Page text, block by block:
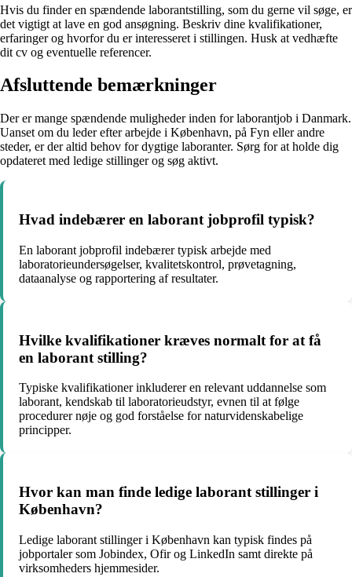
Hvis du finder en spændende laborantstilling, som du gerne vil søge, er
det vigtigt at lave en god ansøgning. Beskriv dine kvalifikationer,
erfaringer og hvorfor du er interesseret i stillingen. Husk at vedhæfte
dit cv og eventuelle referencer.
Afsluttende bemærkninger
Der er mange spændende muligheder inden for laborantjob i Danmark.
Uanset om du leder efter arbejde i København, på Fyn eller andre
steder, er der altid behov for dygtige laboranter. Sørg for at holde dig
opdateret med ledige stillinger og søg aktivt.
Hvad indebærer en laborant jobprofil typisk?
En laborant jobprofil indebærer typisk arbejde med
laboratorieundersøgelser, kvalitetskontrol, prøvetagning,
dataanalyse og rapportering af resultater.
Hvilke kvalifikationer kræves normalt for at få
en laborant stilling?
Typiske kvalifikationer inkluderer en relevant uddannelse som
laborant, kendskab til laboratorieudstyr, evnen til at følge
procedurer nøje og god forståelse for naturvidenskabelige
principper.
Hvor kan man finde ledige laborant stillinger i
København?
Ledige laborant stillinger i København kan typisk findes på
jobportaler som Jobindex, Ofir og LinkedIn samt direkte på
virksomheders hjemmesider.